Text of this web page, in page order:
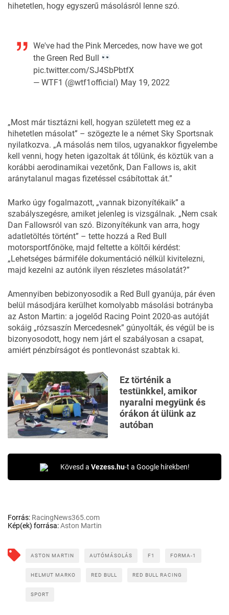
hihetetlen, hogy egyszerű másolásról lenne szó.
We've had the Pink Mercedes, now have we got
the Green Red Bull
pic.twitter.com/SJ4SbPbtfX
— WTF1 (@wtf1official) May 19, 2022
„Most már tisztázni kell, hogyan született meg ez a
hihetetlen másolat” – szögezte le a német Sky Sportsnak
nyilatkozva. „A másolás nem tilos, ugyanakkor figyelembe
kell venni, hogy heten igazoltak át tőlünk, és köztük van a
korábbi aerodinamikai vezetőnk, Dan Fallows is, akit
aránytalanul magas fizetéssel csábítottak át.”
Marko úgy fogalmazott, „vannak bizonyítékaik” a
szabályszegésre, amiket jelenleg is vizsgálnak. „Nem csak
Dan Fallowsról van szó. Bizonyítékunk van arra, hogy
adatletöltés történt” – tette hozzá a Red Bull
motorsportfőnöke, majd feltette a költői kérdést:
„Lehetséges bármiféle dokumentáció nélkül kivitelezni,
majd kezelni az autónk ilyen részletes másolatát?”
Amennyiben bebizonyosodik a Red Bull gyanúja, pár éven
belül másodjára kerülhet komolyabb másolási botrányba
az Aston Martin: a jogelőd Racing Point 2020-as autóját
sokáig „rózsaszín Mercedesnek” gúnyolták, és végül be is
bizonyosodott, hogy nem járt el szabályosan a csapat,
amiért pénzbírságot és pontlevonást szabtak ki.
Ez történik a
testünkkel, amikor
nyaralni megyünk és
órákon át ülünk az
autóban
Kövesd a Vezess.hu-t a Google hírekben!
Forrás: RacingNews365.com
Kép(ek) forrása:Aston Martin
ASTON MARTIN AUTÓMÁSOLÁS F1 FORMA-1
HELMUT MARKO RED BULL RED BULL RACING
SPORT